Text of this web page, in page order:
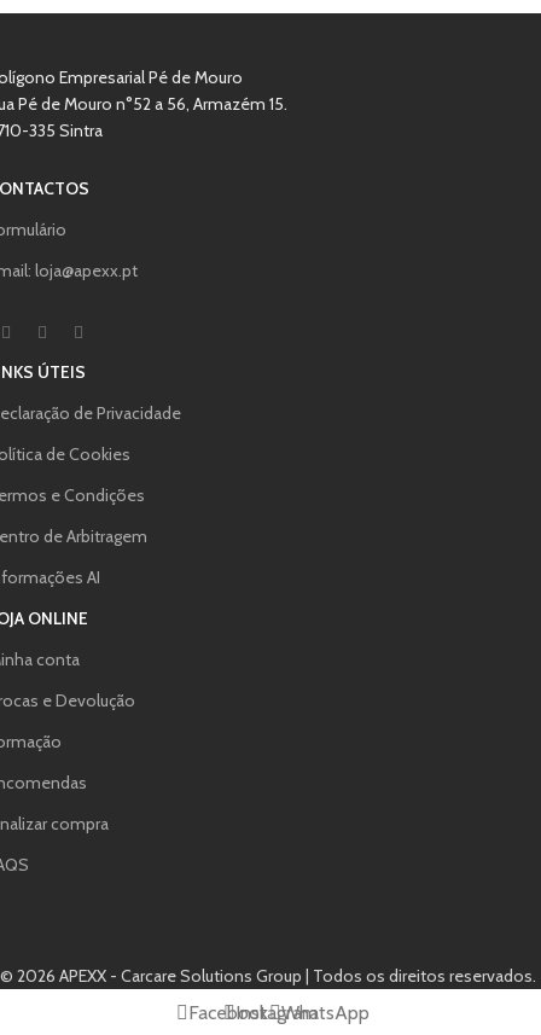
Empresarial Pé de Mouro
Pé de Mouro n°52 a 56, Armazém 15.
335 Sintra
loja@apexx.pt
ÚTEIS
de Privacidade
de Cookies
e Condições
de Arbitragem
AI
ONLINE
conta
e Devolução
compra
© 2026 APEXX - Carcare Solutions Group | Todos os direitos reservados.
FacebookInstagramWhatsApp